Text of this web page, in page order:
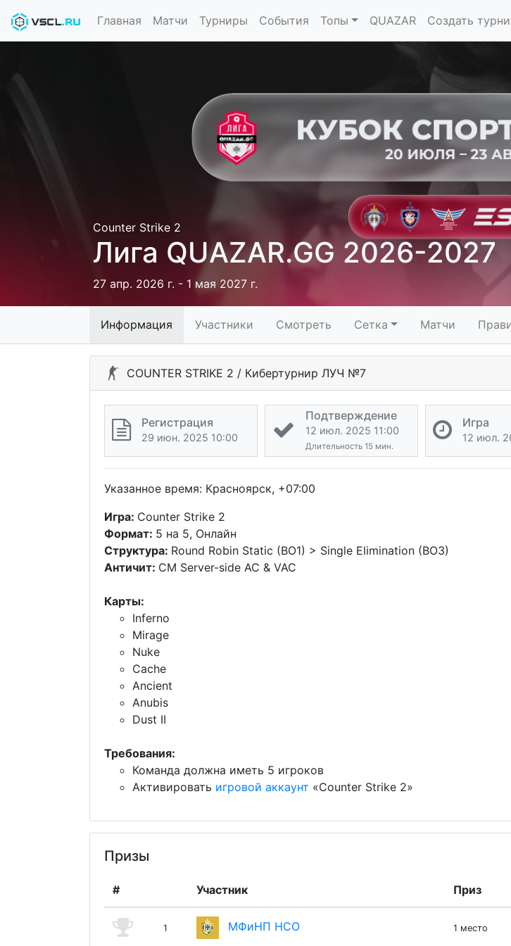
Главная Матчи Турниры События Топы QUAZAR Создать
Counter Strike 2
Лига QUAZAR.GG 2026-2027
27 апр. 2026 г. - 1 мая 2027 г.
Информация Участники Смотреть Сетка Матчи
COUNTER STRIKE 2 / Кибертурнир ЛУЧ №7
Регистрация
29 июн. 2025 10:00
Подтверждение
12 июл. 2025 11:00
Длительность 15 мин.
Игра
12 июл.
Указанное время: Красноярск, +07:00
Игра: Counter Strike 2
Формат: 5 на 5, Онлайн
Структура: Round Robin Static (BO1) > Single Elimination (BO3)
Античит: CM Server-side AC & VAC
Карты:
Inferno
Mirage
Nuke
Cache
Ancient
Anubis
Dust II
Требования:
Команда должна иметь 5 игроков
Активировать игровой аккаунт «Counter Strike 2»
Призы
# Участник Приз
1 МФиНП НСО 1 место